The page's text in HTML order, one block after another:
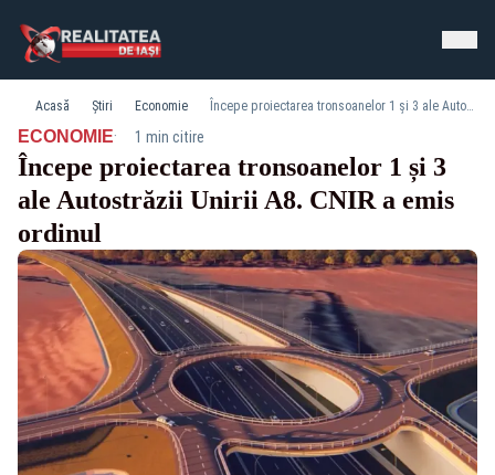
Acasă Știri Economie Începe proiectarea tronsoanelor 1 și 3 ale Autostrăzii Unirii A8. CNIR a emis ordinul
ECONOMIE· 1 min citire
Începe proiectarea tronsoanelor 1 și 3
ale Autostrăzii Unirii A8. CNIR a emis
ordinul